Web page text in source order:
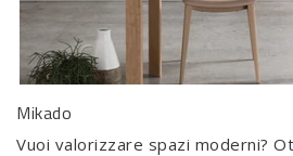
Mikado
Vuoi valorizzare spazi moderni?